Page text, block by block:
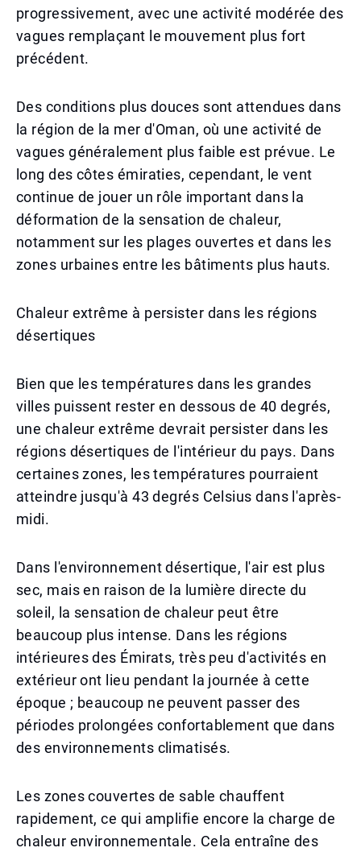
progressivement, avec une activité modérée des
vagues remplaçant le mouvement plus fort
précédent.
Des conditions plus douces sont attendues dans
la région de la mer d'Oman, où une activité de
vagues généralement plus faible est prévue. Le
long des côtes émiraties, cependant, le vent
continue de jouer un rôle important dans la
déformation de la sensation de chaleur,
notamment sur les plages ouvertes et dans les
zones urbaines entre les bâtiments plus hauts.
Chaleur extrême à persister dans les régions
désertiques
Bien que les températures dans les grandes
villes puissent rester en dessous de 40 degrés,
une chaleur extrême devrait persister dans les
régions désertiques de l'intérieur du pays. Dans
certaines zones, les températures pourraient
atteindre jusqu'à 43 degrés Celsius dans l'après-
midi.
Dans l'environnement désertique, l'air est plus
sec, mais en raison de la lumière directe du
soleil, la sensation de chaleur peut être
beaucoup plus intense. Dans les régions
intérieures des Émirats, très peu d'activités en
extérieur ont lieu pendant la journée à cette
époque ; beaucoup ne peuvent passer des
périodes prolongées confortablement que dans
des environnements climatisés.
Les zones couvertes de sable chauffent
rapidement, ce qui amplifie encore la charge de
chaleur environnementale. Cela entraîne des